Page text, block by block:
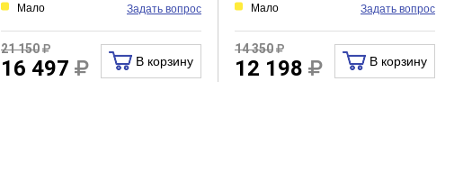
Мало Задать вопрос
21 150
16 497 В корзину
Мало Задать вопрос
14 350
12 198 В корзину